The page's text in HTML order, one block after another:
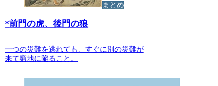
まとめ
*前門の虎、後門の狼
一つの災難を逃れても、すぐに別の災難が
来て窮地に陥ること。